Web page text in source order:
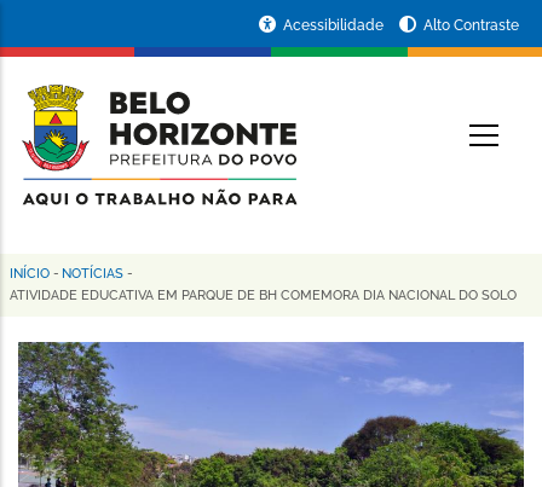
conteúdo
principal
da
Prefeitura
de
Horizonte
Acessibilidade Alto Contraste
Trilha
navegação
INÍCIO - NOTÍCIAS -
ATIVIDADE EDUCATIVA EM PARQUE DE BH COMEMORA DIA NACIONAL DO SOLO